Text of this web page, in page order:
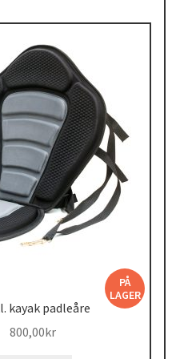
PÅ
LAGER
kayak padleåre
Opprinnelig
800,00krNåværende